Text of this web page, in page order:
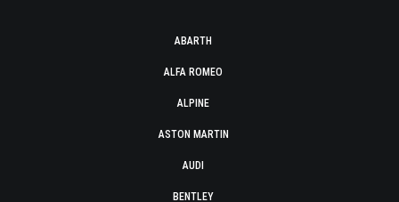
ABARTH
ALFA ROMEO
ALPINE
ASTON MARTIN
AUDI
BENTLEY